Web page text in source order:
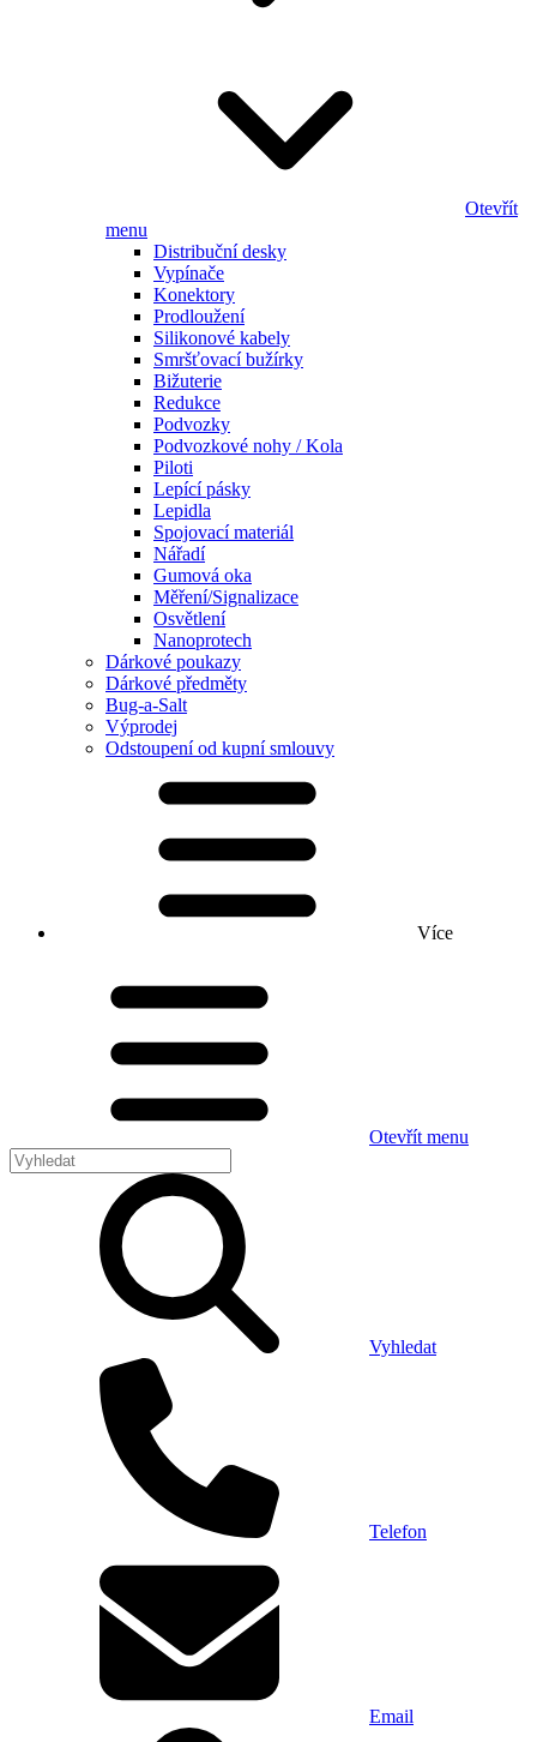
Otevřít
menu
Distribuční desky
Vypínače
Konektory
Prodloužení
Silikonové kabely
Smršťovací bužírky
Bižuterie
Redukce
Podvozky
Podvozkové nohy / Kola
Piloti
Lepící pásky
Lepidla
Spojovací materiál
Nářadí
Gumová oka
Měření/Signalizace
Osvětlení
Nanoprotech
Dárkové poukazy
Dárkové předměty
Bug-a-Salt
Výprodej
Odstoupení od kupní smlouvy
Více
Otevřít menu
Vyhledat
Telefon
Email